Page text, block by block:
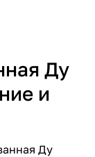
Ду
и
Ду